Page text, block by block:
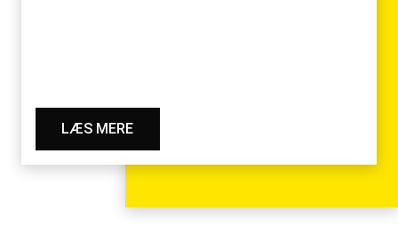
LÆS MERE